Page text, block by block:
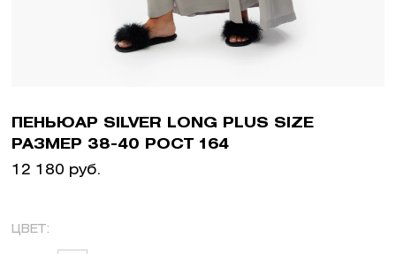
ПЕНЬЮАР SILVER LONG PLUS SIZE
РАЗМЕР 38-40 РОСТ 164
12 180 руб.
ЦВЕТ: